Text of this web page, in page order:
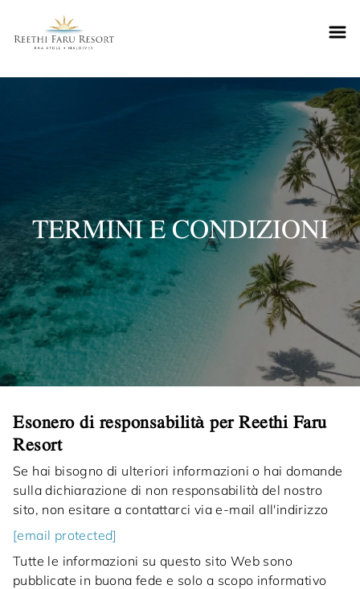
Reethifaru home
TERMINI E CONDIZIONI
Esonero di responsabilità per Reethi Faru
Resort
Se hai bisogno di ulteriori informazioni o hai domande
sulla dichiarazione di non responsabilità del nostro
sito, non esitare a contattarci via e-mail all'indirizzo
[email protected]
Tutte le informazioni su questo sito Web sono
pubblicate in buona fede e solo a scopo informativo